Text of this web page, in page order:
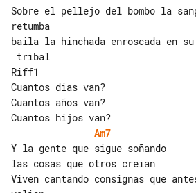
Sobre el pellejo del bombo la
retumba
baila la hinchada enroscada en
Riff1
Cuantos dias van?
Cuantos años van?
Am7
Y la gente que sigue soñando
las cosas que otros creian
Viven cantando consignas que